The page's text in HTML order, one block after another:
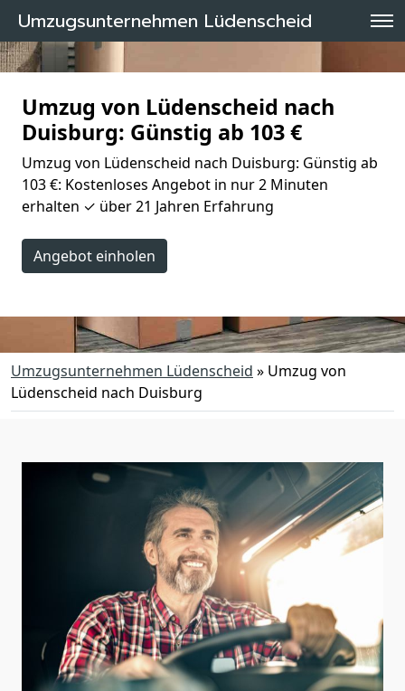
Umzugsunternehmen Lüdenscheid
Umzug von Lüdenscheid nach
Duisburg: Günstig ab 103 €
Umzug von Lüdenscheid nach Duisburg: Günstig ab
103 €: Kostenloses Angebot in nur 2 Minuten
erhalten ✓ über 21 Jahren Erfahrung
Angebot einholen
Umzugsunternehmen Lüdenscheid » Umzug von
Lüdenscheid nach Duisburg